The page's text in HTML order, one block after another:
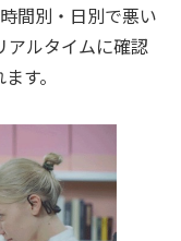
間別・日別で悪い
アルタイムに確認
す。